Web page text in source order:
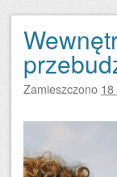
Zamieszczono